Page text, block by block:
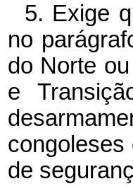
5. Exige
no
do Norte
e
de